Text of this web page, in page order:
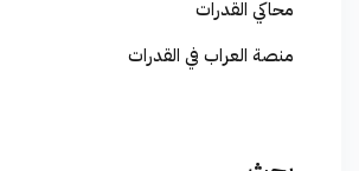
محاكي القدرات
منصة العراب في القدرات